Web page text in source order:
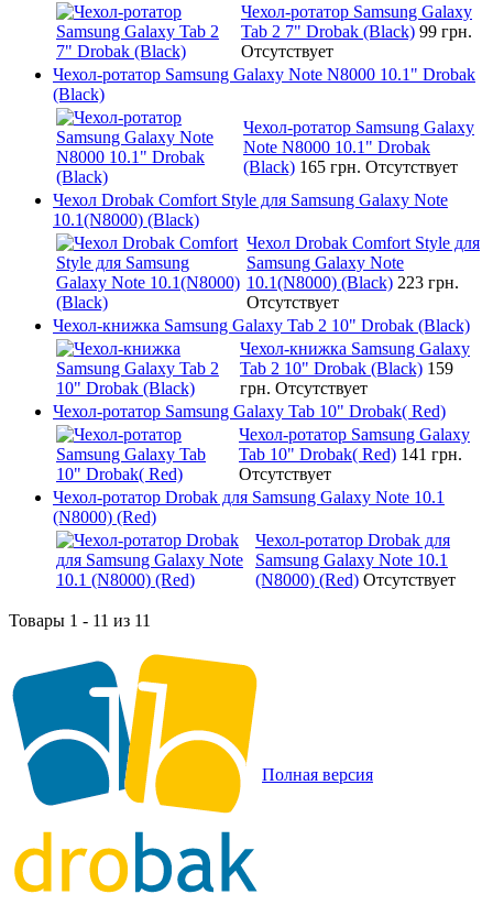
Чехол-ротатор Samsung Galaxy
Tab 2 7" Drobak (Black) 99 грн.
Отсутствует
Чехол-ротатор Samsung Galaxy Note N8000 10.1" Drobak
(Black)
Чехол-ротатор Samsung Galaxy
Note N8000 10.1" Drobak
(Black) 165 грн. Отсутствует
Чехол Drobak Comfort Style для Samsung Galaxy Note
10.1(N8000) (Black)
Чехол Drobak Comfort Style для
Samsung Galaxy Note
10.1(N8000) (Black) 223 грн.
Отсутствует
Чехол-книжка Samsung Galaxy Tab 2 10" Drobak (Black)
Чехол-книжка Samsung Galaxy
Tab 2 10" Drobak (Black) 159
грн. Отсутствует
Чехол-ротатор Samsung Galaxy Tab 10" Drobak( Red)
Чехол-ротатор Samsung Galaxy
Tab 10" Drobak( Red) 141 грн.
Отсутствует
Чехол-ротатор Drobak для Samsung Galaxy Note 10.1
(N8000) (Red)
Чехол-ротатор Drobak для
Samsung Galaxy Note 10.1
(N8000) (Red) Отсутствует
Товары 1 - 11 из 11
Полная версия